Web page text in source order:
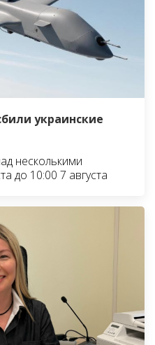
украинские
несколькими
до 10:00 7 августа